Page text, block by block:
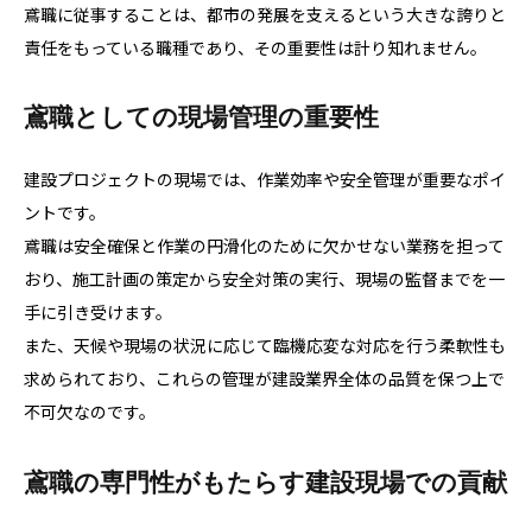
鳶職に従事することは、都市の発展を支えるという大きな誇りと
責任をもっている職種であり、その重要性は計り知れません。
鳶職としての現場管理の重要性
建設プロジェクトの現場では、作業効率や安全管理が重要なポイ
ントです。
鳶職は安全確保と作業の円滑化のために欠かせない業務を担って
おり、施工計画の策定から安全対策の実行、現場の監督までを一
手に引き受けます。
また、天候や現場の状況に応じて臨機応変な対応を行う柔軟性も
求められており、これらの管理が建設業界全体の品質を保つ上で
不可欠なのです。
鳶職の専門性がもたらす建設現場での貢献